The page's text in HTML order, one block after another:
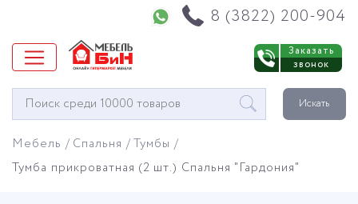
8 (3822) 200-904
Заказать
звонок
Окно
поиска
Искать
Мебель Спальня
Тумбы
Тумба прикроватная (2 шт.) Спальня "Гардония"